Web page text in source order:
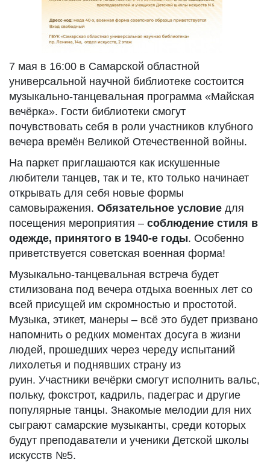
7 мая в 16:00 в Самарской областной
универсальной научной библиотеке состоится
музыкально-танцевальная программа «Майская
вечёрка». Гости библиотеки смогут
почувствовать себя в роли участников клубного
вечера времён Великой Отечественной войны.
На паркет приглашаются как искушенные
любители танцев, так и те, кто только начинает
открывать для себя новые формы
самовыражения. Обязательное условие для
посещения мероприятия – соблюдение стиля в
одежде, принятого в 1940-е годы. Особенно
приветствуется советская военная форма!
Музыкально-танцевальная встреча будет
стилизована под вечера отдыха военных лет со
всей присущей им скромностью и простотой.
Музыка, этикет, манеры – всё это будет призвано
напомнить о редких моментах досуга в жизни
людей, прошедших через череду испытаний
лихолетья и поднявших страну из
руин. Участники вечёрки смогут исполнить вальс,
польку, фокстрот, кадриль, падеграс и другие
популярные танцы. Знакомые мелодии для них
сыграют самарские музыканты, среди которых
будут преподаватели и ученики Детской школы
искусств №5.